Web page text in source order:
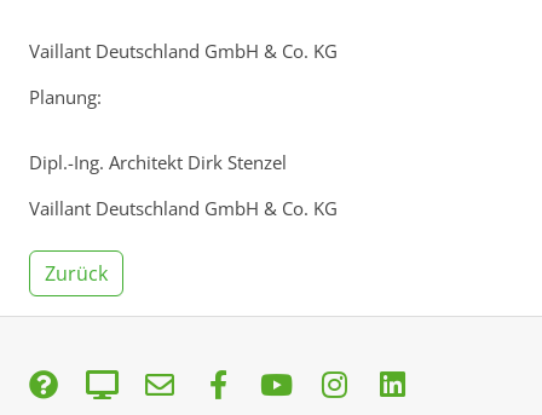
Vaillant Deutschland GmbH & Co. KG
Planung:
Dipl.-Ing. Architekt Dirk Stenzel
Vaillant Deutschland GmbH & Co. KG
Zurück